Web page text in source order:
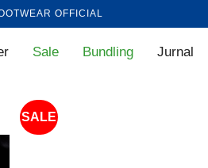
OFFICIAL
Sale Bundling Jurnal
SALE